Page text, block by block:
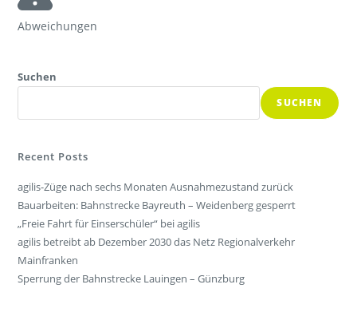
Abweichungen
Suchen
SUCHEN
Recent Posts
agilis-Züge nach sechs Monaten Ausnahmezustand zurück
Bauarbeiten: Bahnstrecke Bayreuth – Weidenberg gesperrt
„Freie Fahrt für Einserschüler“ bei agilis
agilis betreibt ab Dezember 2030 das Netz Regionalverkehr
Mainfranken
Sperrung der Bahnstrecke Lauingen – Günzburg